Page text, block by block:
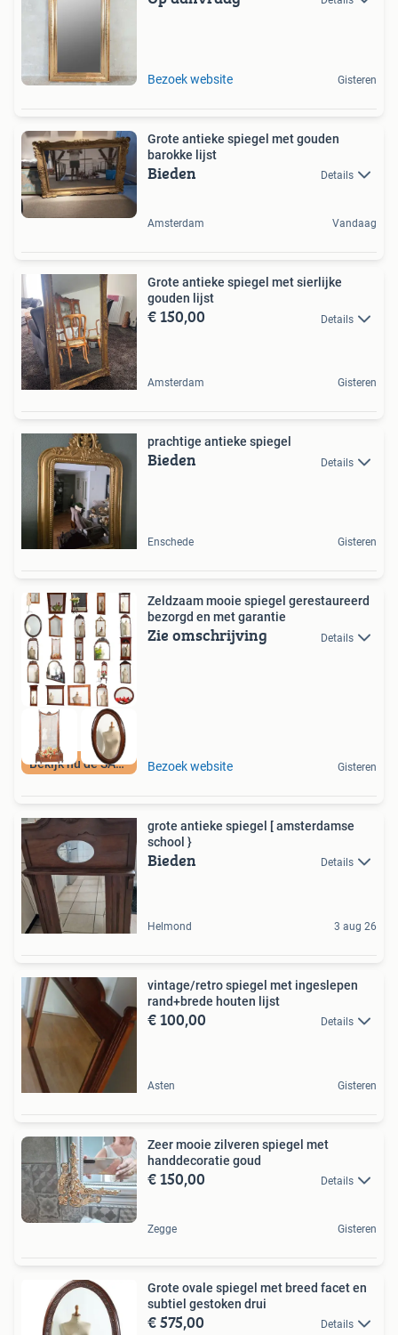
Bezoek website Gisteren
Grote antieke spiegel met gouden
barokke lijst
Bieden Details
Amsterdam Vandaag
Grote antieke spiegel met sierlijke
gouden lijst
€ 150,00 Details
Amsterdam Gisteren
prachtige antieke spiegel
Bieden Details
Enschede Gisteren
Bekijk nu de SALE
Zeldzaam mooie spiegel gerestaureerd
bezorgd en met garantie
Zie omschrijving Details
Bezoek website Gisteren
grote antieke spiegel [ amsterdamse
school }
Bieden Details
Helmond 3 aug 26
vintage/retro spiegel met ingeslepen
rand+brede houten lijst
€ 100,00 Details
Asten Gisteren
Zeer mooie zilveren spiegel met
handdecoratie goud
€ 150,00 Details
Zegge Gisteren
Grote ovale spiegel met breed facet en
subtiel gestoken drui
€ 575,00 Details